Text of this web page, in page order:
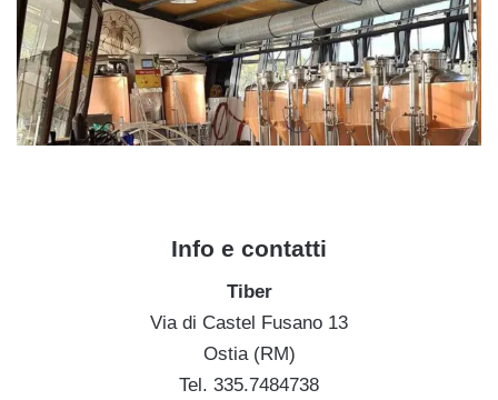
Info e contatti
Tiber
Via di Castel Fusano 13
Ostia (RM)
Tel. 335.7484738